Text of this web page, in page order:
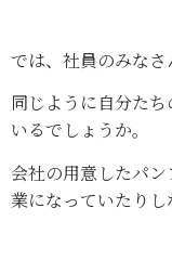
では、社員のみなさ
同じように自分た
いるでしょうか。
会社の用意したパ
業になっていたりし